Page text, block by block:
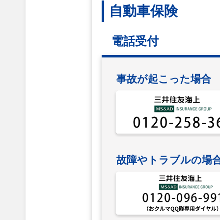
自動車保険
電話受付
事故が起こった場合
故障やトラブルの場